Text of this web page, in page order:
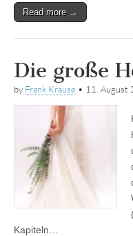
Read more →
Die große
by Frank Krause • 11. August
Kapiteln…